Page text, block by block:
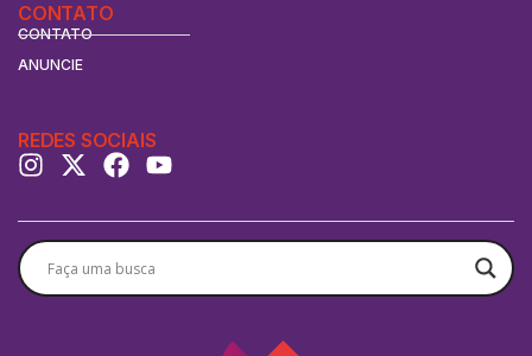
CONTATO
CONTATO
ANUNCIE
REDES SOCIAIS